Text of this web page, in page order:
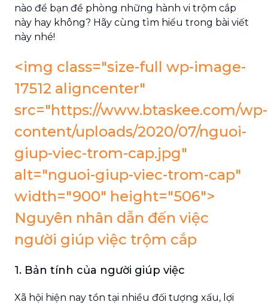
nào để bạn đề phòng những hành vi trộm cắp
này hay không? Hãy cùng tìm hiểu trong bài viết
này nhé!
<img class="size-full wp-image-
17512 aligncenter"
src="https://www.btaskee.com/wp-
content/uploads/2020/07/nguoi-
giup-viec-trom-cap.jpg"
alt="nguoi-giup-viec-trom-cap"
width="900" height="506">
Nguyên nhân dẫn đến việc
người giúp việc trộm cắp
1. Bản tính của người giúp việc
Xã hội hiện nay tồn tại nhiều đối tượng xấu, lợi